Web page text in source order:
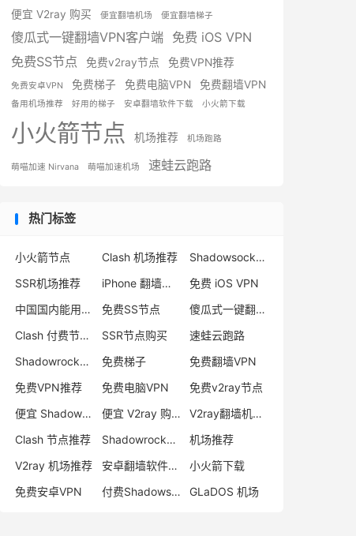
便宜 V2ray 购买 便宜翻墙机场 便宜翻墙梯子
傻瓜式一键翻墙VPN客户端 免费 iOS VPN
免费SS节点
免费v2ray节点 免费VPN推荐
免费安卓VPN 免费梯子 免费电脑VPN 免费翻墙VPN
备用机场推荐 好用的梯子 安卓翻墙软件下载 小火箭下载
小火箭节点 机场推荐 机场跑路
萌喵加速 Nirvana 萌喵加速机场 速蛙云跑路
热门标签
小火箭节点 Clash 机场推荐
Shadowsocks 付费节点
SSR机场推荐
iPhone 翻墙代理软件
免费 iOS VPN
中国国内能用的翻墙VPN推荐
免费SS节点
傻瓜式一键翻墙VPN客户端
Clash 付费节点购买
SSR节点购买
速蛙云跑路
Shadowrocket 地址
免费梯子
免费翻墙VPN
免费VPN推荐
免费电脑VPN
免费v2ray节点
便宜 Shadowsocks 购买
便宜 V2ray 购买
V2ray翻墙机场推荐
Clash 节点推荐
Shadowrocket 付费节点
机场推荐
V2ray 机场推荐
安卓翻墙软件下载
小火箭下载
免费安卓VPN
付费Shadowsocks推荐 GLaDOS 机场